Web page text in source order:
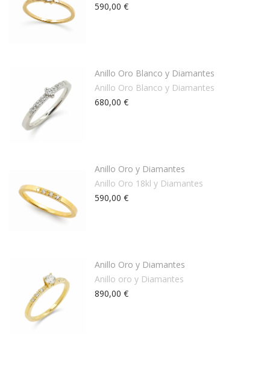
590,00 €
Anillo Oro Blanco y Diamantes
Anillo Oro Blanco y Diamantes
680,00 €
Anillo Oro y Diamantes
Anillo Oro 18kl y Diamantes
590,00 €
Anillo Oro y Diamantes
Anillo oro y Diamantes
890,00 €